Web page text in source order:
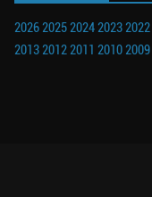
20262025202420232022
201320122011 20102009